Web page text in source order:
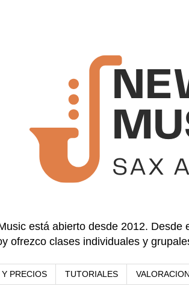
está abierto desde 2012.
ofrezco clases individuales y
PRECIOS TUTORIALES